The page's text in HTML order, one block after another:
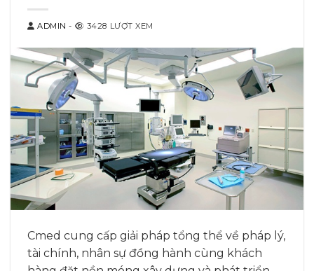
ADMIN - 3428 LƯỢT XEM
Cmed cung cấp giải pháp tổng thể về pháp lý,
tài chính, nhân sự đồng hành cùng khách